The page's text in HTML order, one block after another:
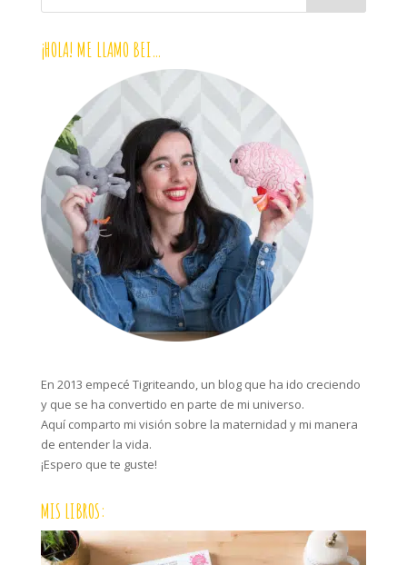
¡HOLA! ME LLAMO BEI…
En 2013 empecé Tigriteando, un blog que ha ido creciendo
y que se ha convertido en parte de mi universo.
Aquí comparto mi visión sobre la maternidad y mi manera
de entender la vida.
¡Espero que te guste!
MIS LIBROS: